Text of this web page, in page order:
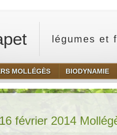
légumes et
MOLLÉGÈS BIODYNAMIE
février 2014